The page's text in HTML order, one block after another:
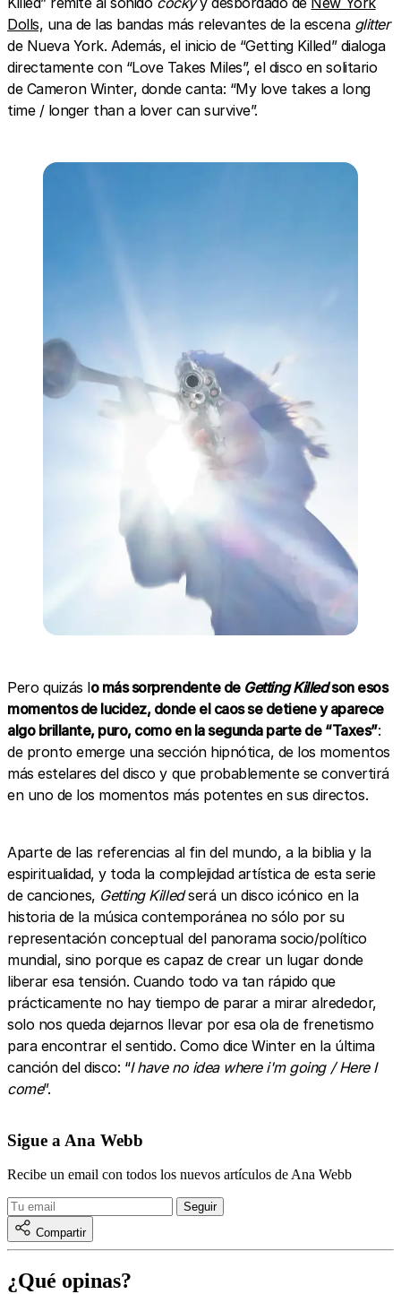
Dolls, una de las bandas más relevantes de la escena glitter
de Nueva York. Además, el inicio de “Getting Killed” dialoga
directamente con “Love Takes Miles”, el disco en solitario
de Cameron Winter, donde canta: “My love takes a long
time / longer than a lover can survive”.
Pero quizás lo más sorprendente de Getting Killedson esos
momentos de lucidez, donde el caos se detiene y aparece
algo brillante, puro, como en la segunda parte de “Taxes”:
de pronto emerge una sección hipnótica, de los momentos
más estelares del disco y que probablemente se convertirá
en uno de los momentos más potentes en sus directos.
Aparte de las referencias al fin del mundo, a la biblia y la
espiritualidad, y toda la complejidad artística de esta serie
de canciones, Getting Killedserá un disco icónico en la
historia de la música contemporánea no sólo por su
representación conceptual del panorama socio/político
mundial, sino porque es capaz de crear un lugar donde
liberar esa tensión. Cuando todo va tan rápido que
prácticamente no hay tiempo de parar a mirar alrededor,
solo nos queda dejarnos llevar por esa ola de frenetismo
para encontrar el sentido. Como dice Winter en la última
canción del disco: “I have no idea where i'm going / Here I
come”.
Sigue a Ana Webb
Recibe un email con todos los nuevos artículos de Ana Webb
Compartir
¿Qué opinas?